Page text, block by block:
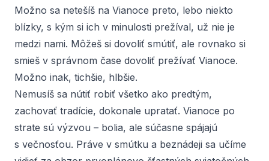
Možno sa netešíš na Vianoce preto, lebo niekto
blízky, s kým si ich v minulosti prežíval, už nie je
medzi nami. Môžeš si dovoliť smútiť, ale rovnako si
smieš v správnom čase dovoliť prežívať Vianoce.
Možno inak, tichšie, hlbšie.
Nemusíš sa nútiť robiť všetko ako predtým,
zachovať tradície, dokonale upratať. Vianoce po
strate sú výzvou – bolia, ale súčasne spájajú
s večnosťou. Práve v smútku a beznádeji sa učíme